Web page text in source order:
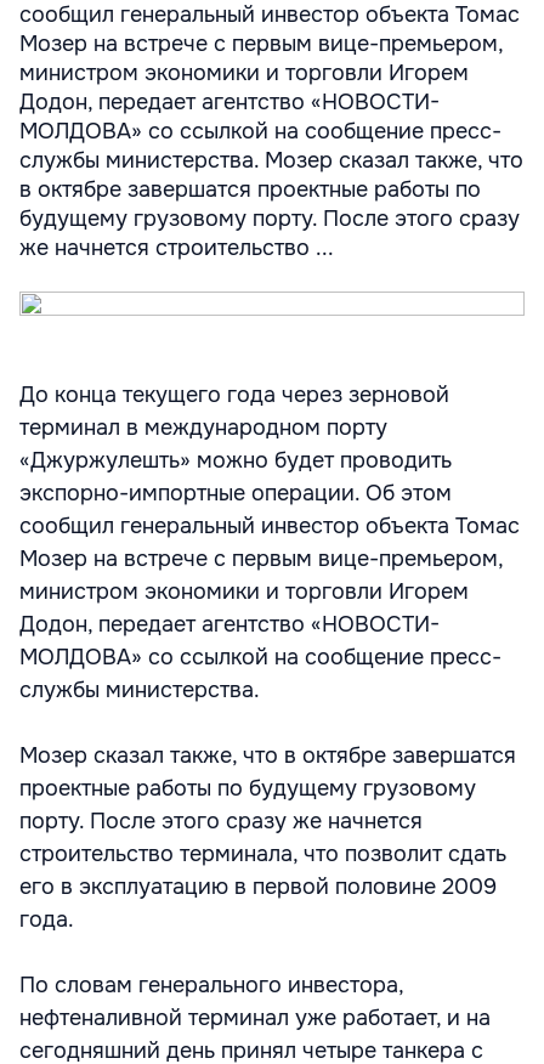
сообщил генеральный инвестор объекта Томас
Мозер на встрече с первым вице-премьером,
министром экономики и торговли Игорем
Додон, передает агентство «НОВОСТИ-
МОЛДОВА» со ссылкой на сообщение пресс-
службы министерства. Мозер сказал также, что
в октябре завершатся проектные работы по
будущему грузовому порту. После этого сразу
же начнется строительство ...
До конца текущего года через зерновой
терминал в международном порту
«Джуржулешть» можно будет проводить
экспорно-импортные операции. Об этом
сообщил генеральный инвестор объекта Томас
Мозер на встрече с первым вице-премьером,
министром экономики и торговли Игорем
Додон, передает агентство «НОВОСТИ-
МОЛДОВА» со ссылкой на сообщение пресс-
службы министерства.
Мозер сказал также, что в октябре завершатся
проектные работы по будущему грузовому
порту. После этого сразу же начнется
строительство терминала, что позволит сдать
его в эксплуатацию в первой половине 2009
года.
По словам генерального инвестора,
нефтеналивной терминал уже работает, и на
сегодняшний день принял четыре танкера с